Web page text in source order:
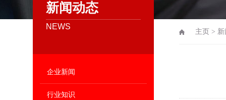
新闻动态
NEWS
企业新闻
行业知识
主页 >